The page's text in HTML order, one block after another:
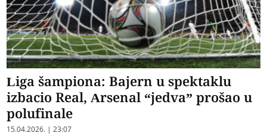
Liga šampiona: Bajern u spektaklu
izbacio Real, Arsenal “jedva” prošao u
polufinale
15.04.2026. | 23:07